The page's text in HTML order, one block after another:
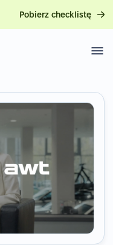
Pobierz checklistę